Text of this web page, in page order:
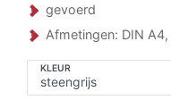
gevoerd
Afmetingen: DIN
KLEUR